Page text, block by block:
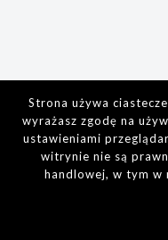
Strona używa
wyrażasz zgodę na
ustawieniami
witrynie nie są
handlowej, w tym w